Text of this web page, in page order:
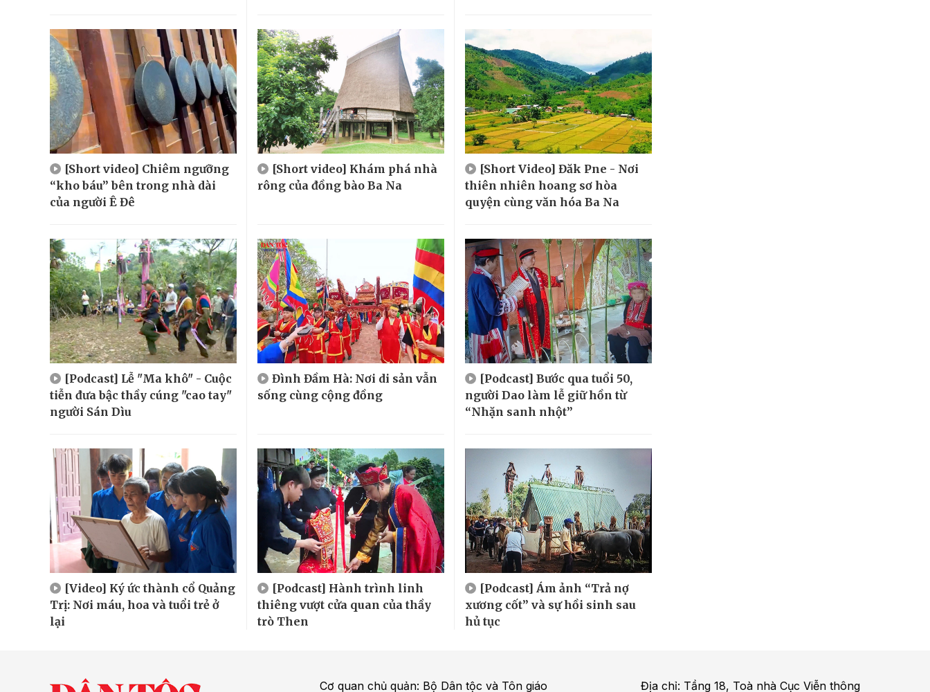
[Short video] Chiêm ngưỡng
“kho báu” bên trong nhà dài
của người Ê Đê
[Short video] Khám phá nhà
rông của đồng bào Ba Na
[Short Video] Đăk Pne - Nơi
thiên nhiên hoang sơ hòa
quyện cùng văn hóa Ba Na
[Podcast] Lễ "Ma khô" - Cuộc
tiễn đưa bậc thầy cúng "cao tay"
người Sán Dìu
Đình Đầm Hà: Nơi di sản vẫn
sống cùng cộng đồng
[Podcast] Bước qua tuổi 50,
người Dao làm lễ giữ hồn từ
“Nhặn sanh nhột”
[Video] Ký ức thành cổ Quảng
Trị: Nơi máu, hoa và tuổi trẻ ở
lại
[Podcast] Hành trình linh
thiêng vượt cửa quan của thầy
trò Then
[Podcast] Ám ảnh “Trả nợ
xương cốt” và sự hồi sinh sau
hủ tục
Cơ quan chủ quản: Bộ Dân tộc và Tôn giáo Địa chỉ: Tầng 18, Toà nhà Cục Viễn thông